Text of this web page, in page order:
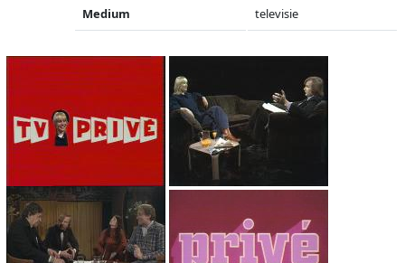
Medium televisie